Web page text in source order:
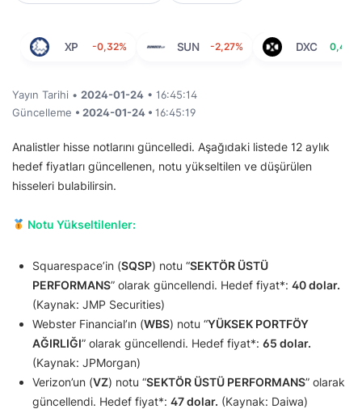
XP -0,32% SUN -2,27% DXC 0,46%
Yayın Tarihi • 2024-01-24 • 16:45:14
Güncelleme • 2024-01-24 • 16:45:19
Analistler hisse notlarını güncelledi. Aşağıdaki listede 12 aylık
hedef fiyatları güncellenen, notu yükseltilen ve düşürülen
hisseleri bulabilirsin.
Notu Yükseltilenler:
Squarespace’in (SQSP) notu “SEKTÖR ÜSTÜ
PERFORMANS” olarak güncellendi. Hedef fiyat*: 40 dolar.
(Kaynak: JMP Securities)
Webster Financial’ın (WBS) notu “YÜKSEK PORTFÖY
AĞIRLIĞI” olarak güncellendi. Hedef fiyat*: 65 dolar.
(Kaynak: JPMorgan)
Verizon’un (VZ) notu “SEKTÖR ÜSTÜ PERFORMANS” olarak
güncellendi. Hedef fiyat*: 47 dolar. (Kaynak: Daiwa)